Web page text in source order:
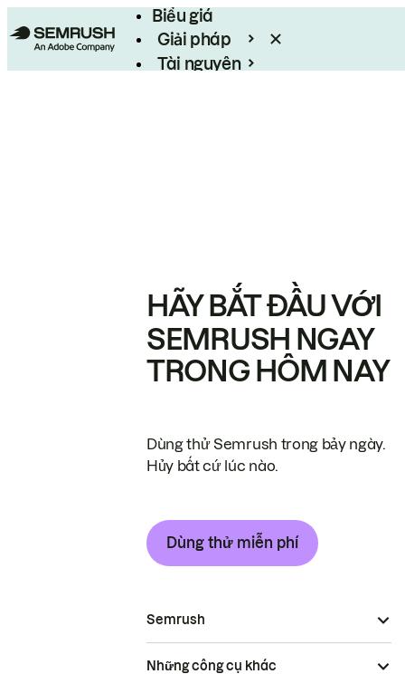
Biểu giá
Giải pháp
Tài nguyên
HÃY BẮT ĐẦU VỚI
SEMRUSH NGAY
TRONG HÔM NAY
Dùng thử Semrush trong bảy ngày.
Hủy bất cứ lúc nào.
Dùng thử miễn phí
Semrush
Những công cụ khác